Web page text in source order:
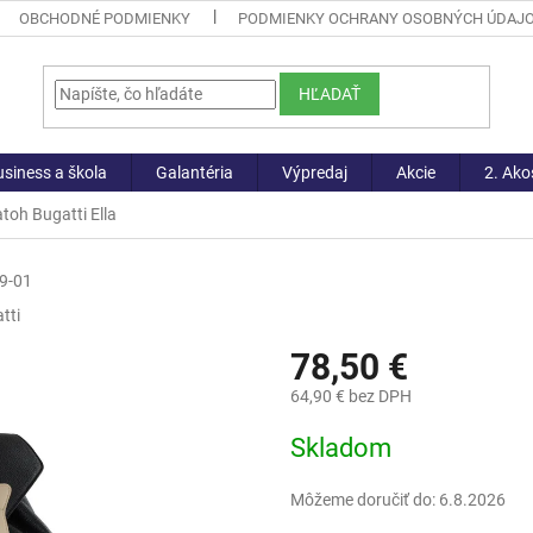
OBCHODNÉ PODMIENKY PODMIENKY OCHRANY OSOBNÝCH
HĽADAŤ
a škola Galantéria Výpredaj Akcie 2.
Bugatti Ella
01
78,50 €
64,90 € bez DPH
cena:
Skladom
Môžeme doručiť do: 6.8.2026